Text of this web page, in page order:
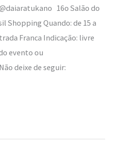
16o Salão do
Shopping Quando: de 15 a
Franca Indicação: livre
evento ou
deixe de seguir: